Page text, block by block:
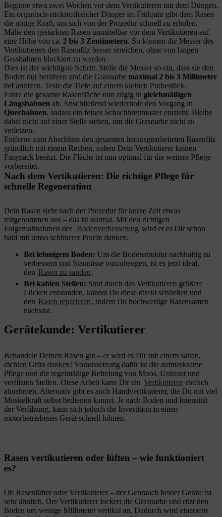
Beginne etwa zwei Wochen vor dem Vertikutieren mit dem Düngen.
Ein organisch-stickstoffreicher Dünger im Frühjahr gibt dem Rasen
die nötige Kraft, um sich von der Prozedur schnell zu erholen.
Mähe den gestärkten Rasen unmittelbar vor dem Vertikutieren auf
eine Höhe von ca. 2 bis 3 Zentimetern. So können die Messer des
Vertikutierers den Rasenfilz besser erreichen, ohne von langen
Grashalmen blockiert zu werden.
Dies ist der wichtigste Schritt. Stelle die Messer so ein, dass sie den
Boden nur berühren und die Grasnarbe maximal 2 bis 3 Millimeter
tief anritzen. Teste die Tiefe auf einem kleinen Probestück.
Fahre die gesamte Rasenfläche nun zügig in gleichmäßigen
Längsbahnen ab. Anschließend wiederhole den Vorgang in
Querbahnen, sodass ein feines Schachbrettmuster entsteht. Bleibe
dabei nicht auf einer Stelle stehen, um die Grasnarbe nicht zu
verletzen.
Entferne zum Abschluss den gesamten herausgearbeiteten Rasenfilz
gründlich mit einem Rechen, sofern Dein Vertikutierer keinen
Fangsack besitzt. Die Fläche ist nun optimal für die weitere Pflege
vorbereitet.
Nach dem Vertikutieren: Die richtige Pflege für
schnelle Regeneration
Dein Rasen sieht nach der Prozedur für kurze Zeit etwas
mitgenommen aus – das ist normal. Mit den richtigen
Folgemaßnahmen der
Bodenverbesserung wird er es Dir schon
bald mit umso schönerer Pracht danken.
Bei lehmigem Boden: Um die Bodenstruktur nachhaltig zu
verbessern und Staunässe vorzubeugen, ist es jetzt ideal,
den Rasen zu sanden .
Bei kahlen Stellen: Sind durch das Vertikutieren größere
Lücken entstanden, kannst Du diese direkt schließen und
den Rasen reparieren , indem Du hochwertige Rasensamen
nachsäst.
Gerätekunde: Vertikutierer
Behandele Deinen Rasen gut – er wird es Dir mit einem satten,
dichten Grün danken! Voraussetzung dafür ist die aufmerksame
Pflege und die regelmäßige Befreiung von Moos, Unkraut und
verfilzten Stellen. Diese Arbeit kann Dir ein Vertikutierer einfach
abnehmen. Alternativ gibt es auch Handvertikutierer, die Du mit viel
Muskelkraft selbst bedienen kannst. Je nach Boden und Intensität
der Verfilzung, kann sich jedoch die Investition in einen
motorbetriebenes Gerät schnell lohnen.
Rasen vertikutieren oder lüften – wie funktioniert
es?
Ob Rasenlüfter oder Vertikutierer – der Gebrauch beider Geräte ist
sehr ähnlich. Der Vertikutierer lockert die Grasnarbe und ritzt den
Boden um wenige Millimeter vertikal an. Dadurch wird einerseits